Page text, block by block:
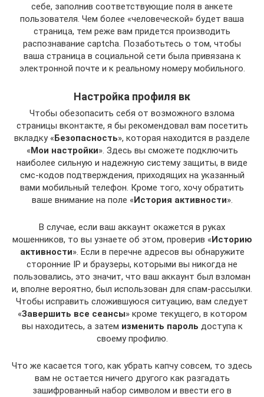
себе, заполнив соответствующие поля в анкете
пользователя. Чем более «человеческой» будет ваша
страница, тем реже вам придется производить
распознавание captcha. Позаботьтесь о том, чтобы
ваша страница в социальной сети была привязана к
электронной почте и к реальному номеру мобильного.
Настройка профиля вк
Чтобы обезопасить себя от возможного взлома
страницы вконтакте, я бы рекомендовал вам посетить
вкладку «Безопасность», которая находится в разделе
«Мои настройки». Здесь вы сможете подключить
наиболее сильную и надежную систему защиты, в виде
смс-кодов подтверждения, приходящих на указанный
вами мобильный телефон. Кроме того, хочу обратить
ваше внимание на поле «История активности».
В случае, если ваш аккаунт окажется в руках
мошенников, то вы узнаете об этом, проверив «Историю
активности». Если в перечне адресов вы обнаружите
сторонние IP и браузеры, которыми вы никогда не
пользовались, это значит, что ваш аккаунт был взломан
и, вполне вероятно, был использован для спам-рассылки.
Чтобы исправить сложившуюся ситуацию, вам следует
«Завершить все сеансы» кроме текущего, в котором
вы находитесь, а затем изменить пароль доступа к
своему профилю.
Что же касается того, как убрать капчу совсем, то здесь
вам не остается ничего другого как разгадать
зашифрованный набор символом и ввести его в